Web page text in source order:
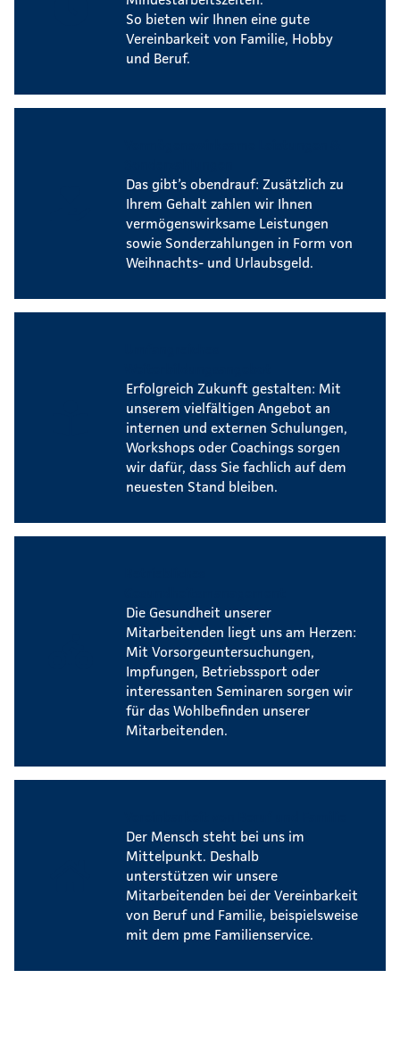
So bieten wir Ihnen eine gute
Vereinbarkeit von Familie, Hobby
und Beruf.
Das gibt’s obendrauf: Zusätzlich zu
Ihrem Gehalt zahlen wir Ihnen
vermögenswirksame Leistungen
sowie Sonderzahlungen in Form von
Weihnachts- und Urlaubsgeld.
Erfolgreich Zukunft gestalten: Mit
unserem vielfältigen Angebot an
internen und externen Schulungen,
Workshops oder Coachings sorgen
wir dafür, dass Sie fachlich auf dem
neuesten Stand bleiben.
Die Gesundheit unserer
Mitarbeitenden liegt uns am Herzen:
Mit Vorsorgeuntersuchungen,
Impfungen, Betriebssport oder
interessanten Seminaren sorgen wir
für das Wohlbefinden unserer
Mitarbeitenden.
Der Mensch steht bei uns im
Mittelpunkt. Deshalb
unterstützen wir unsere
Mitarbeitenden bei der Vereinbarkeit
von Beruf und Familie, beispielsweise
mit dem pme Familienservice.